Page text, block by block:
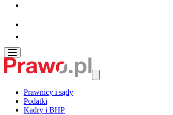
Prawnicy i sądy
Podatki
Kadry i BHP